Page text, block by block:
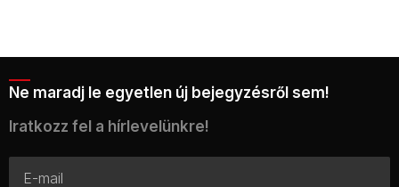
Ne maradj le egyetlen új bejegyzésről sem!
Iratkozz fel a hírlevelünkre!